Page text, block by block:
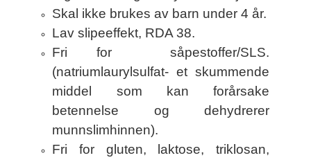
Skal ikke brukes av barn under 4 år.
Lav slipeeffekt, RDA 38.
Fri for såpestoffer/SLS.
(natriumlaurylsulfat- et skummende
middel som kan forårsake
betennelse og dehydrerer
munnslimhinnen).
Fri for gluten, laktose, triklosan,